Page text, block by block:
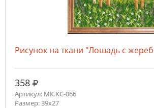
Рисунок на ткани "Лошадь с
358 руб.
Артикул: МК.КС-066
Размер: 39х27